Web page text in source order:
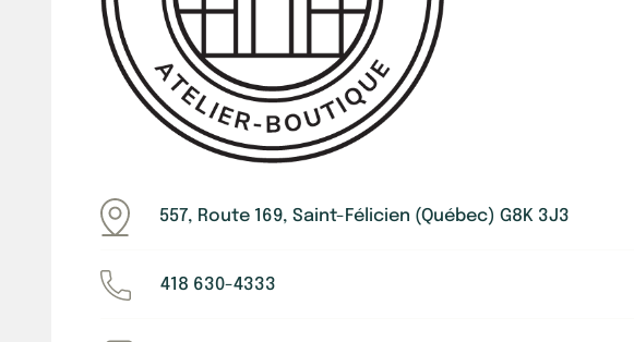
557, Route 169, Saint-Félicien (Québec) G8K 3J3
418 630-4333